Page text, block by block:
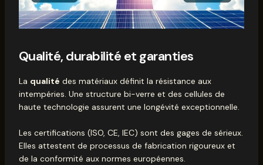
Qualité, durabilité et garanties
La qualité des matériaux définit la résistance aux
intempéries. Une structure bi-verre et des cellules de
haute technologie assurent une longévité exceptionnelle.
Les certifications (ISO, CE, IEC) sont des gages de sérieux.
Elles attestent de processus de fabrication rigoureux et
de la conformité aux normes européennes.